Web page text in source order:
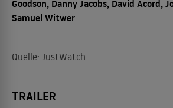
Goodson, Danny Jacobs, David Acord,
Samuel Witwer
Quelle: JustWatch
TRAILER